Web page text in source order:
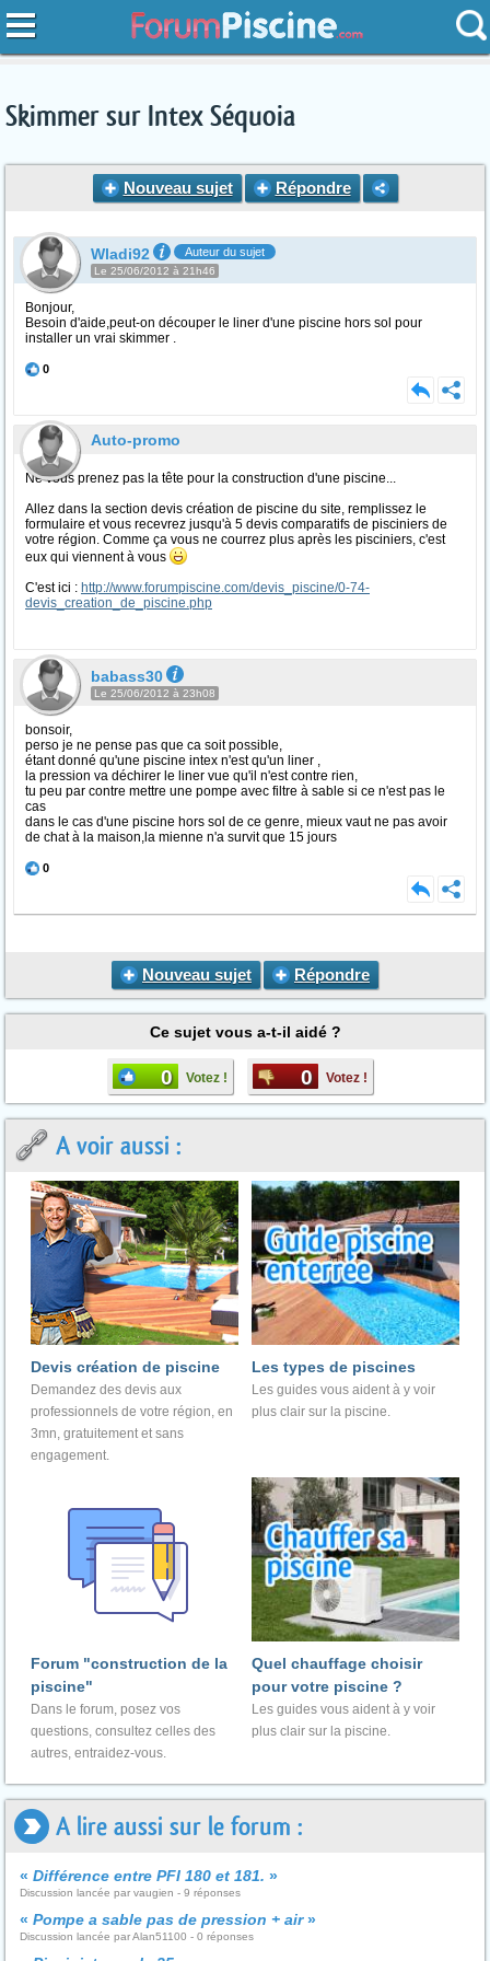
Skimmer sur Intex Séquoia
Nouveau sujet Répondre
Wladi92 Auteur du sujet
Le 25/06/2012 à 21h46
Bonjour,
Besoin d'aide,peut-on découper le liner d'une piscine hors sol pour
installer un vrai skimmer .
0
Auto-promo
Ne vous prenez pas la tête pour la construction d'une piscine...
Allez dans la section devis création de piscine du site, remplissez le
formulaire et vous recevrez jusqu'à 5 devis comparatifs de pisciniers de
votre région. Comme ça vous ne courrez plus après les pisciniers, c'est
eux qui viennent à vous
C'est ici : http://www.forumpiscine.com/devis_piscine/0-74-
devis_creation_de_piscine.php
babass30
Le 25/06/2012 à 23h08
bonsoir,
perso je ne pense pas que ca soit possible,
étant donné qu'une piscine intex n'est qu'un liner ,
la pression va déchirer le liner vue qu'il n'est contre rien,
tu peu par contre mettre une pompe avec filtre à sable si ce n'est pas le
cas
dans le cas d'une piscine hors sol de ce genre, mieux vaut ne pas avoir
de chat à la maison,la mienne n'a survit que 15 jours
0
Nouveau sujet Répondre
Ce sujet vous a-t-il aidé ?
0 Votez ! 0 Votez !
A voir aussi :
Devis création de piscine
Demandez des devis aux
professionnels de votre région, en
3mn, gratuitement et sans
engagement.
Les types de piscines
Les guides vous aident à y voir
plus clair sur la piscine.
Forum "construction de la
piscine"
Dans le forum, posez vos
questions, consultez celles des
autres, entraidez-vous.
Quel chauffage choisir
pour votre piscine ?
Les guides vous aident à y voir
plus clair sur la piscine.
A lire aussi sur le forum :
« Différence entre PFI 180 et 181. »
Discussion lancée par vaugien - 9 réponses
« Pompe a sable pas de pression + air»
Discussion lancée par Alan51100 - 0 réponses